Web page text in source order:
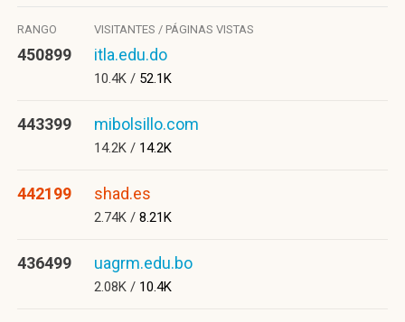
RANGO VISITANTES / PÁGINAS VISTAS
450899 itla.edu.do
10.4K / 52.1K
443399 mibolsillo.com
14.2K / 14.2K
442199 shad.es
2.74K / 8.21K
436499 uagrm.edu.bo
2.08K / 10.4K